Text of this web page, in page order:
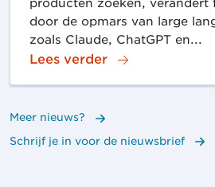
producten zoeken, verandert
door de opmars van large
zoals Claude, ChatGPT en...
Lees verder
Meer nieuws?
Schrijf je in voor de nieuwsbrief